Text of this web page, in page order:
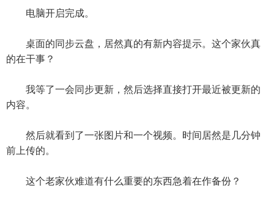
电脑开启完成。
桌面的同步云盘，居然真的有新内容提示。这个家伙真
的在干事？
我等了一会同步更新，然后选择直接打开最近被更新的
内容。
然后就看到了一张图片和一个视频。时间居然是几分钟
前上传的。
这个老家伙难道有什么重要的东西急着在作备份？